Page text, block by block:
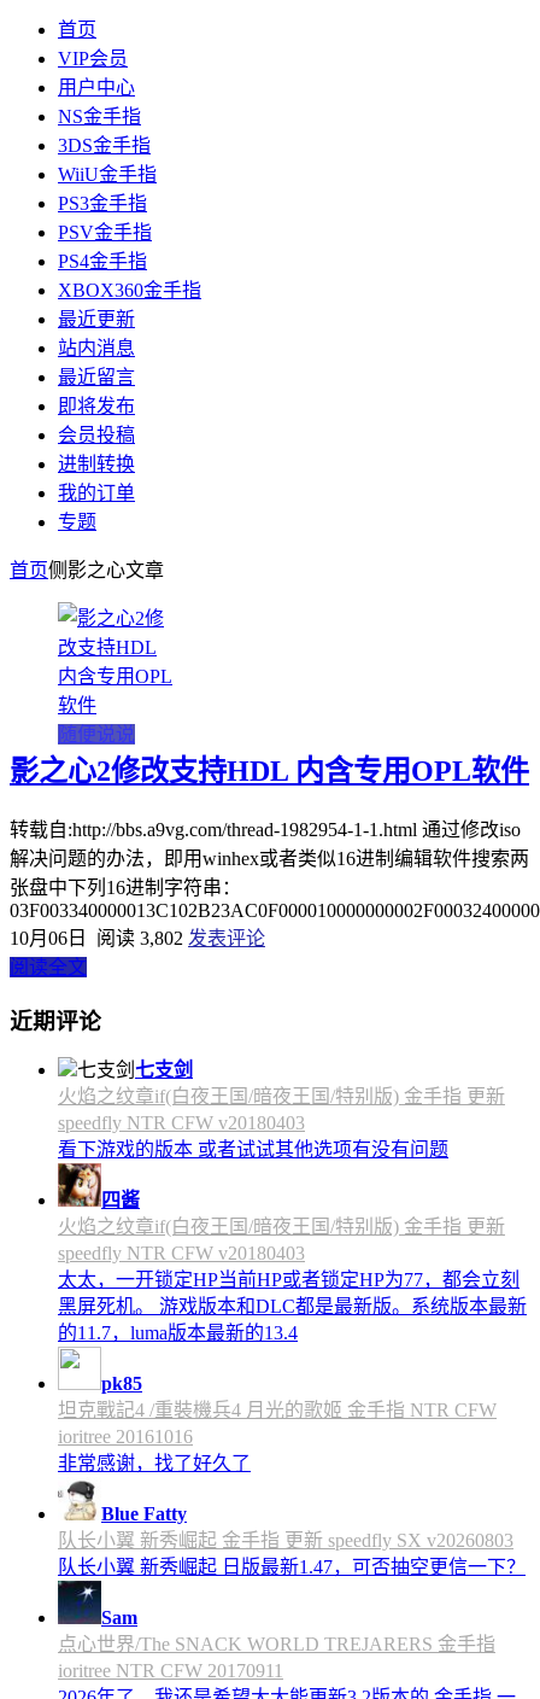
首页
VIP会员
用户中心
NS金手指
3DS金手指
WiiU金手指
PS3金手指
PSV金手指
PS4金手指
XBOX360金手指
最近更新
站内消息
最近留言
即将发布
会员投稿
进制转换
我的订单
专题
首页侧影之心文章
随便说说
影之心2修改支持HDL 内含专用OPL软件
转载自:http://bbs.a9vg.com/thread-1982954-1-1.html 通过修改iso
解决问题的办法，即用winhex或者类似16进制编辑软件搜索两
张盘中下列16进制字符串：
10月06日
阅读 3,802 发表评论
阅读全文
近期评论
七支剑
火焰之纹章if(白夜王国/暗夜王国/特别版) 金手指 更新
speedfly NTR CFW v20180403
看下游戏的版本 或者试试其他选项有没有问题
四酱
火焰之纹章if(白夜王国/暗夜王国/特别版) 金手指 更新
speedfly NTR CFW v20180403
太太，一开锁定HP当前HP或者锁定HP为77，都会立刻
黑屏死机。 游戏版本和DLC都是最新版。系统版本最新
的11.7，luma版本最新的13.4
pk85
坦克戰記4 /重裝機兵4 月光的歌姬 金手指 NTR CFW
ioritree 20161016
非常感谢，找了好久了
Blue Fatty
队长小翼 新秀崛起 金手指 更新 speedfly SX v20260803
队长小翼 新秀崛起 日版最新1.47，可否抽空更信一下？
Sam
点心世界/The SNACK WORLD TREJARERS 金手指
ioritree NTR CFW 20170911